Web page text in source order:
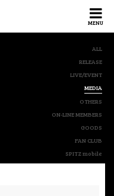
MENU
ALL
RELEASE
LIVE/EVENT
MEDIA
OTHERS
ON-LINE MEMBERS
GOODS
FAN CLUB
SPITZ mobile